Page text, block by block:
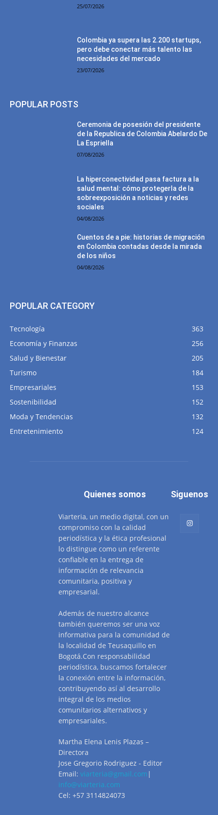
25/07/2026
Colombia ya supera las 2.200 startups,
pero debe conectar más talento las
necesidades del mercado
23/07/2026
POPULAR POSTS
Ceremonia de posesión del presidente
de la Republica de Colombia Abelardo De
La Espriella
07/08/2026
La hiperconectividad pasa factura a la
salud mental: cómo protegerla de la
sobreexposición a noticias y redes
sociales
04/08/2026
Cuentos de a pie: historias de migración
en Colombia contadas desde la mirada
de los niños
04/08/2026
POPULAR CATEGORY
Tecnología
363
Economía y Finanzas
256
Salud y Bienestar
205
Turismo
184
Empresariales
153
Sostenibilidad
152
Moda y Tendencias
132
Entretenimiento
124
Quienes somos
Viarteria, un medio digital, con un
compromiso con la calidad
periodística y la ética profesional
lo distingue como un referente
confiable en la entrega de
información de relevancia
comunitaria, positiva y
empresarial.
Además de nuestro alcance
también queremos ser una voz
informativa para la comunidad de
la localidad de Teusaquillo en
Bogotá.Con responsabilidad
periodística, buscamos fortalecer
la conexión entre la información,
contribuyendo así al desarrollo
integral de los medios
comunitarios alternativos y
empresariales.
Martha Elena Lenis Plazas –
Directora
Jose Gregorio Rodriguez - Editor
Email: viarteria@gmail.com |
info@viarteria.com
Cel: +57 3114824073
Siguenos